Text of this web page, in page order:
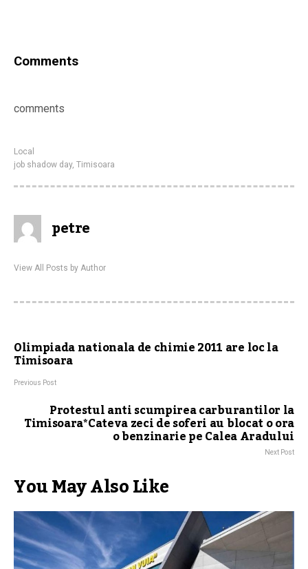
Comments
comments
Local
job shadow day, Timisoara
petre
View All Posts by Author
Olimpiada nationala de chimie 2011 are loc la
Timisoara
Previous Post
Protestul anti scumpirea carburantilor la
Timisoara*Cateva zeci de soferi au blocat o ora
o benzinarie pe Calea Aradului
Next Post
You May Also Like